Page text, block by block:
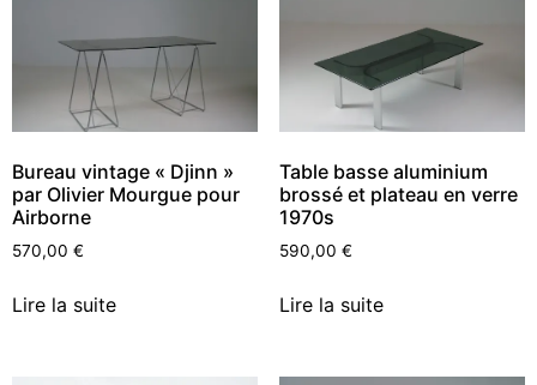
Bureau vintage « Djinn »
par Olivier Mourgue pour
Airborne
570,00 €
Lire la suite
Table basse aluminium
brossé et plateau en verre
1970s
590,00 €
Lire la suite